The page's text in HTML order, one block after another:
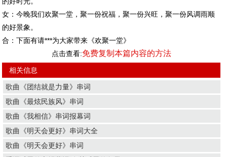
女：今晚我们欢聚一堂，聚一份祝福，聚一份兴旺，聚一份风调雨顺
的好景象。
合：下面有请***为大家带来《欢聚一堂》
点击查看:免费复制本篇内容的方法
相关信息
歌曲《团结就是力量》串词
歌曲《最炫民族风》串词
歌曲《我相信》串词报幕词
歌曲《明天会更好》串词大全
歌曲《明天会更好》串词